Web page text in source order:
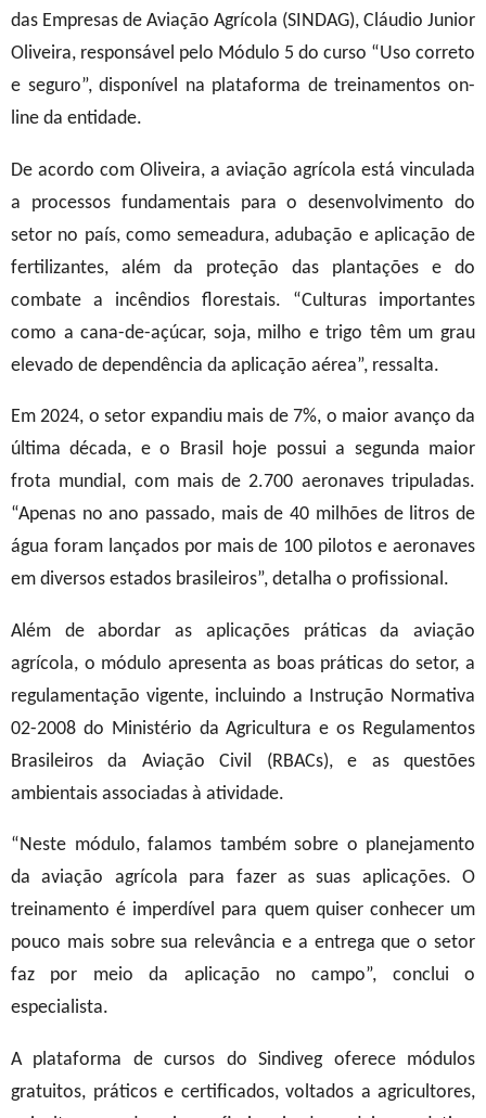
das Empresas de Aviação Agrícola (SINDAG), Cláudio Junior
Oliveira, responsável pelo Módulo 5 do curso “Uso correto
e seguro”, disponível na plataforma de treinamentos on-
line da entidade.
De acordo com Oliveira, a aviação agrícola está vinculada
a processos fundamentais para o desenvolvimento do
setor no país, como semeadura, adubação e aplicação de
fertilizantes, além da proteção das plantações e do
combate a incêndios florestais. “Culturas importantes
como a cana-de-açúcar, soja, milho e trigo têm um grau
elevado de dependência da aplicação aérea”, ressalta.
Em 2024, o setor expandiu mais de 7%, o maior avanço da
última década, e o Brasil hoje possui a segunda maior
frota mundial, com mais de 2.700 aeronaves tripuladas.
“Apenas no ano passado, mais de 40 milhões de litros de
água foram lançados por mais de 100 pilotos e aeronaves
em diversos estados brasileiros”, detalha o profissional.
Além de abordar as aplicações práticas da aviação
agrícola, o módulo apresenta as boas práticas do setor, a
regulamentação vigente, incluindo a Instrução Normativa
02-2008 do Ministério da Agricultura e os Regulamentos
Brasileiros da Aviação Civil (RBACs), e as questões
ambientais associadas à atividade.
“Neste módulo, falamos também sobre o planejamento
da aviação agrícola para fazer as suas aplicações. O
treinamento é imperdível para quem quiser conhecer um
pouco mais sobre sua relevância e a entrega que o setor
faz por meio da aplicação no campo”, conclui o
especialista.
A plataforma de cursos do Sindiveg oferece módulos
gratuitos, práticos e certificados, voltados a agricultores,